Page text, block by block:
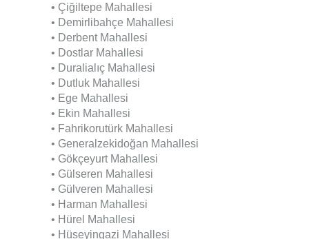
• Çiğiltepe Mahallesi
• Demirlibahçe Mahallesi
• Derbent Mahallesi
• Dostlar Mahallesi
• Duralialıç Mahallesi
• Dutluk Mahallesi
• Ege Mahallesi
• Ekin Mahallesi
• Fahrikorutürk Mahallesi
• Generalzekidoğan Mahallesi
• Gökçeyurt Mahallesi
• Gülseren Mahallesi
• Gülveren Mahallesi
• Harman Mahallesi
• Hürel Mahallesi
• Hüseyingazi Mahallesi